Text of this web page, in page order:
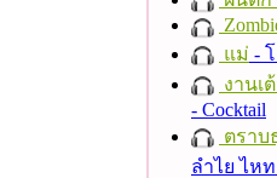
แม่ -
งานเ
- Cocktail
ตราบ
ลำไย ไห